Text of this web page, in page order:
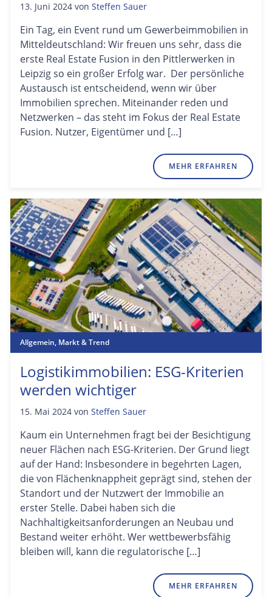
13. Juni 2024 von Steffen Sauer
Ein Tag, ein Event rund um Gewerbeimmobilien in
Mitteldeutschland: Wir freuen uns sehr, dass die
erste Real Estate Fusion in den Pittlerwerken in
Leipzig so ein großer Erfolg war. Der persönliche
Austausch ist entscheidend, wenn wir über
Immobilien sprechen. Miteinander reden und
Netzwerken – das steht im Fokus der Real Estate
Fusion. Nutzer, Eigentümer und […]
MEHR ERFAHREN
Allgemein, Markt & Trend
Logistikimmobilien: ESG-Kriterien
werden wichtiger
15. Mai 2024 von Steffen Sauer
Kaum ein Unternehmen fragt bei der Besichtigung
neuer Flächen nach ESG-Kriterien. Der Grund liegt
auf der Hand: Insbesondere in begehrten Lagen,
die von Flächenknappheit geprägt sind, stehen der
Standort und der Nutzwert der Immobilie an
erster Stelle. Dabei haben sich die
Nachhaltigkeitsanforderungen an Neubau und
Bestand weiter erhöht. Wer wettbewerbsfähig
bleiben will, kann die regulatorische […]
MEHR ERFAHREN